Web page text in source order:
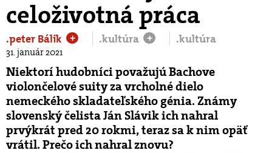
celoživotná práca
.peter Bálik + .kultúra + .kultúra
31. január 2021
Niektorí hudobníci považujú Bachove
violončelové suity za vrcholné dielo
nemeckého skladateľského génia. Známy
slovenský čelista Ján Slávik ich nahral
prvýkrát pred 20 rokmi, teraz sa k nim opäť
vrátil. Prečo ich nahral znovu?